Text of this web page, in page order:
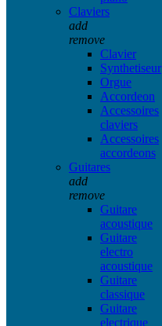
Claviers
add
remove
Clavier
Synthetiseur
Orgue
Accordeon
Accessoires
claviers
Accessoires
accordeons
Guitares
add
remove
Guitare
acoustique
Guitare
electro
acoustique
Guitare
classique
Guitare
electrique